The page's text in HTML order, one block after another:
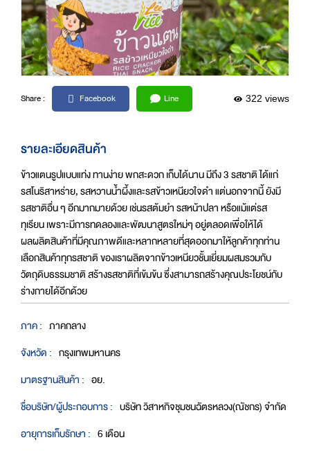
Share : Facebook Line 322 views
รายละเอียดสินค้า
ข้าวแตนรูปแบบแท่ง ทานง่าย พกสะดวก เก็บได้นาน มีถึง 3 รสชาติ ได้แก่
รสโนริสาหร่าย, รสหวานน้ำผึ้งและรสข้าวเหนียวใจดำ แต่นอกจากนี้ ยังมี
รสชาติอื่น ๆ อีกมากมายด้วย เช่นรสต้มยำ รสหน้าปลา หรือแม้แต่รส
ทุเรียน เพราะมีการทดลองและพัฒนาสูตรใหม่ๆ อยู่ตลอดเพื่อให้ได้
ผลผลิตสินค้าที่มีคุณภาพดีและหลากหลายที่สุดออกมาให้ลูกค้าทุกท่าน
เลือกสินค้าทุกรสชาติ ของเราผลิตจากข้าวเหนียวชั้นเยี่ยมผสมรวมกับ
วัตถุดิบธรรมชาติ สร้างรสชาติที่เข้มข้น ซึ่งสามารถสร้างคุณประโยชน์กับ
ร่างกายได้อีกด้วย
ภาค : ภาคกลาง
จังหวัด : กรุงเทพมหานคร
มาตรฐานสินค้า : อย.
ชื่อบริษัท/ผู้ประกอบการ : บริษัท วิสาหกิจชุมชนฉัตรหลวง(ณัชกร) จำกัด
อายุการเก็บรักษา : 6 เดือน